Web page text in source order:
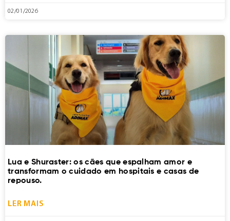
02/01/2026
Lua e Shuraster: os cães que espalham amor e
transformam o cuidado em hospitais e casas de
repouso.
LER MAIS